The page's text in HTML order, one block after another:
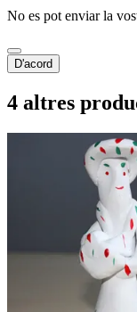
No es pot enviar la
D'acord
4 altres